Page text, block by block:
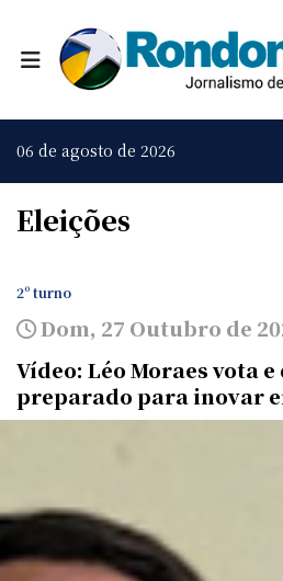
06 de agosto de 2026
Eleições
2º turno
Dom, 27 Outubro de
Vídeo: Léo Moraes vota
preparado para inovar